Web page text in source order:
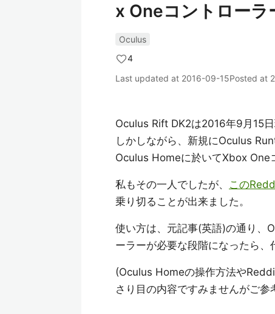
x Oneコントローラ
Oculus
4
Last updated at 2016-09-15Posted at
Oculus Rift DK2は2016年9月15
しかしながら、新規にOculus
Oculus Homeに於いてXbox One
私もその一人でしたが、 この
乗り切ることが出来ました。
使い方は、元記事(英語)の通り
ーラーが必要な段階になったら、
(Oculus Homeの操作方法や
さり目の内容ですみませんがご参